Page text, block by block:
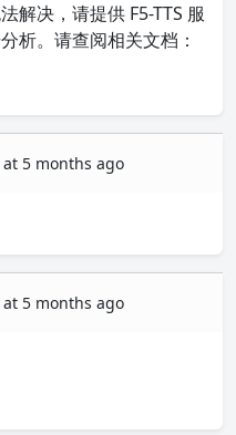
解决，请提供 F5-TTS 服
析。请查阅相关文档：
5 months ago
5 months ago